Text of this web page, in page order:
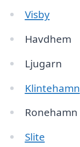
Visby
Havdhem
Ljugarn
Klintehamn
Ronehamn
Slite